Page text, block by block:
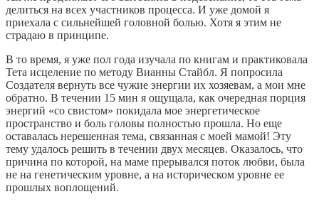
делиться на всех участников процесса. И уже домой я
приехала с сильнейшей головной болью. Хотя я этим не
страдаю в принципе.
В то время, я уже пол года изучала по книгам и практиковала
Тета исцеление по методу Вианны Стайбл. Я попросила
Создателя вернуть все чужие энергии их хозяевам, а мои мне
обратно. В течении 15 мин я ощущала, как очередная порция
энергий «со свистом» покидала мое энергетическое
пространство и боль головы полностью прошла. Но еще
оставалась нерешенная тема, связанная с моей мамой! Эту
тему удалось решить в течении двух месяцев. Оказалось, что
причина по которой, на маме прерывался поток любви, была
не на генетическим уровне, а на историческом уровне ее
прошлых воплощений.